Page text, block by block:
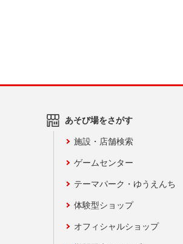
あそび場をさがす
施設・店舗検索
ゲームセンター
テーマパーク・ゆうえんち
体験型ショップ
オフィシャルショップ